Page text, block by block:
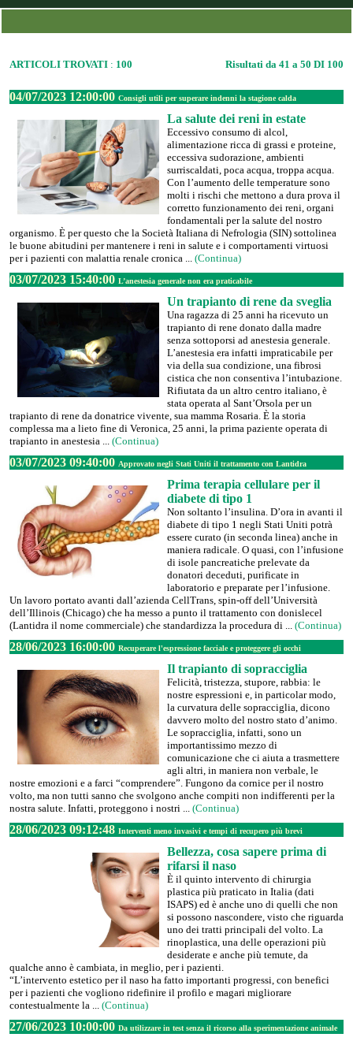
ARTICOLI TROVATI : 100 Risultati da 41 a 50 DI 100
04/07/2023 12:00:00 Consigli utili per superare indenni la stagione calda
La salute dei reni in estate
Eccessivo consumo di alcol,
alimentazione ricca di grassi e proteine,
eccessiva sudorazione, ambienti
surriscaldati, poca acqua, troppa acqua.
Con l’aumento delle temperature sono
molti i rischi che mettono a dura prova il
corretto funzionamento dei reni, organi
fondamentali per la salute del nostro
organismo. È per questo che la Società Italiana di Nefrologia (SIN) sottolinea
le buone abitudini per mantenere i reni in salute e i comportamenti virtuosi
per i pazienti con malattia renale cronica ... (Continua)
03/07/2023 15:40:00 L’anestesia generale non era praticabile
Un trapianto di rene da sveglia
Una ragazza di 25 anni ha ricevuto un
trapianto di rene donato dalla madre
senza sottoporsi ad anestesia generale.
L’anestesia era infatti impraticabile per
via della sua condizione, una fibrosi
cistica che non consentiva l’intubazione.
Rifiutata da un altro centro italiano, è
stata operata al Sant’Orsola per un
trapianto di rene da donatrice vivente, sua mamma Rosaria. È la storia
complessa ma a lieto fine di Veronica, 25 anni, la prima paziente operata di
trapianto in anestesia ... (Continua)
03/07/2023 09:40:00 Approvato negli Stati Uniti il trattamento con Lantidra
Prima terapia cellulare per il
diabete di tipo 1
Non soltanto l’insulina. D’ora in avanti il
diabete di tipo 1 negli Stati Uniti potrà
essere curato (in seconda linea) anche in
maniera radicale. O quasi, con l’infusione
di isole pancreatiche prelevate da
donatori deceduti, purificate in
laboratorio e preparate per l’infusione.
Un lavoro portato avanti dall’azienda CellTrans, spin-off dell’Università
dell’Illinois (Chicago) che ha messo a punto il trattamento con donislecel
(Lantidra il nome commerciale) che standardizza la procedura di ... (Continua)
28/06/2023 16:00:00 Recuperare l'espressione facciale e proteggere gli occhi
Il trapianto di sopracciglia
Felicità, tristezza, stupore, rabbia: le
nostre espressioni e, in particolar modo,
la curvatura delle sopracciglia, dicono
davvero molto del nostro stato d’animo.
Le sopracciglia, infatti, sono un
importantissimo mezzo di
comunicazione che ci aiuta a trasmettere
agli altri, in maniera non verbale, le
nostre emozioni e a farci “comprendere”. Fungono da cornice per il nostro
volto, ma non tutti sanno che svolgono anche compiti non indifferenti per la
nostra salute. Infatti, proteggono i nostri ... (Continua)
28/06/2023 09:12:48 Interventi meno invasivi e tempi di recupero più brevi
Bellezza, cosa sapere prima di
rifarsi il naso
È il quinto intervento di chirurgia
plastica più praticato in Italia (dati
ISAPS) ed è anche uno di quelli che non
si possono nascondere, visto che riguarda
uno dei tratti principali del volto. La
rinoplastica, una delle operazioni più
desiderate e anche più temute, da
qualche anno è cambiata, in meglio, per i pazienti.
“L’intervento estetico per il naso ha fatto importanti progressi, con benefici
per i pazienti che vogliono ridefinire il profilo e magari migliorare
contestualmente la ... (Continua)
27/06/2023 10:00:00 Da utilizzare in test senza il ricorso alla sperimentazione animale